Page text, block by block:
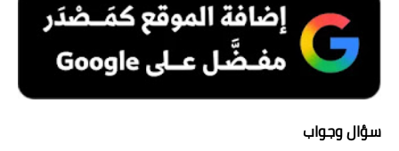
سؤال وجواب